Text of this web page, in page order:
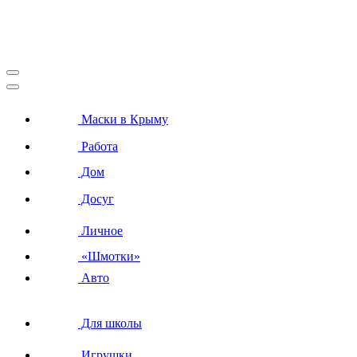
Маски в Крыму
Работа
Дом
Досуг
Личное
«Шмотки»
Авто
Для школы